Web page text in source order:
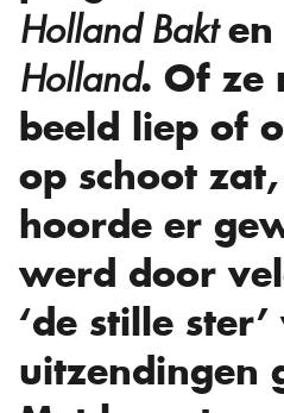
Holland Bakten
Holland. Of ze
beeld liep of
op schoot
hoorde er
werd door
‘de stille
uitzendingen